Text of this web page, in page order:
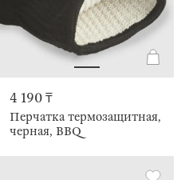
4 190 ₸
Перчатка термозащитная,
черная, BBQ